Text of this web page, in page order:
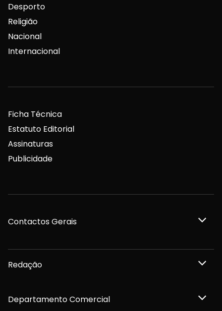
Desporto
Religião
Nacional
Internacional
Ficha Técnica
Estatuto Editorial
Assinaturas
Publicidade
Contactos Gerais
Redação
Departamento Comercial